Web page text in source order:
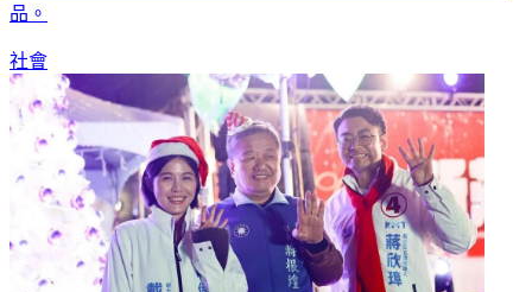
品。
社會